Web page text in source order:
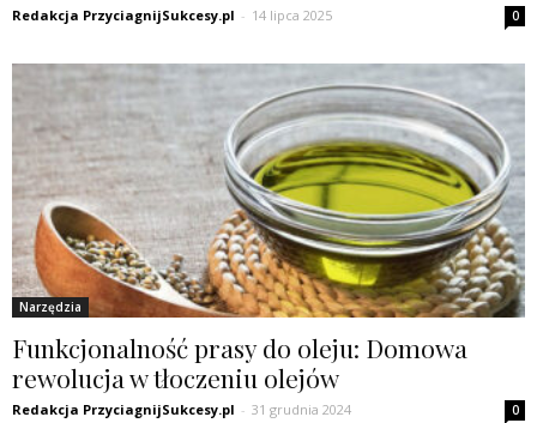
Redakcja PrzyciagnijSukcesy.pl - 14 lipca 2025 0
Narzędzia
Funkcjonalność prasy do oleju: Domowa
rewolucja w tłoczeniu olejów
Redakcja PrzyciagnijSukcesy.pl - 31 grudnia 2024 0